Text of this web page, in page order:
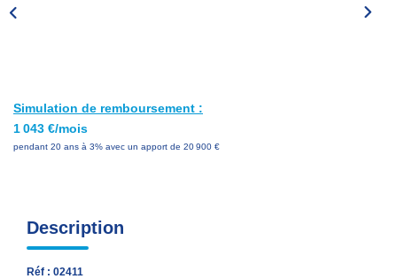
CONTACT
Simulation de remboursement :
1 043 €/mois
pendant 20 ans à 3% avec un apport de 20 900 €
Description
Réf : 02411